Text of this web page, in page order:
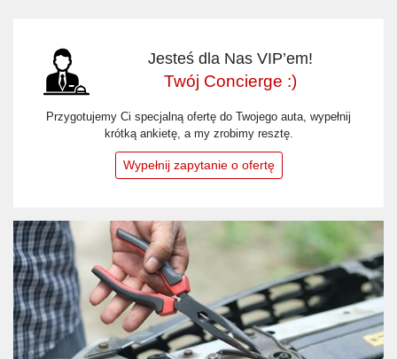
Jesteś dla Nas VIP’em!
Twój Concierge :)
Przygotujemy Ci specjalną ofertę do Twojego auta, wypełnij
krótką ankietę, a my zrobimy resztę.
Wypełnij zapytanie o ofertę